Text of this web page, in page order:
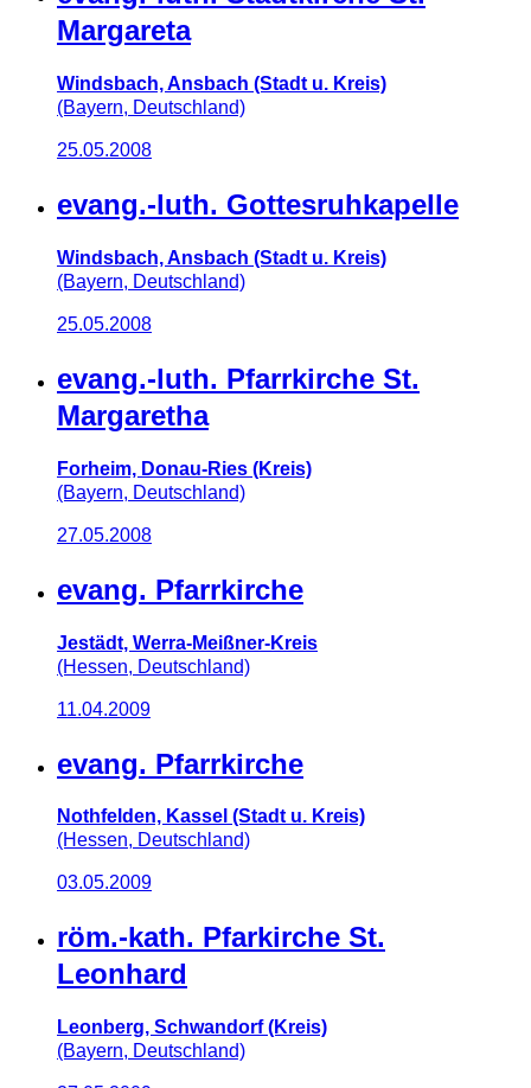
Margareta
Windsbach, Ansbach (Stadt u. Kreis)
(Bayern, Deutschland)
25.05.2008
evang.-luth. Gottesruhkapelle
Windsbach, Ansbach (Stadt u. Kreis)
(Bayern, Deutschland)
25.05.2008
evang.-luth. Pfarrkirche St.
Margaretha
Forheim, Donau-Ries (Kreis)
(Bayern, Deutschland)
27.05.2008
evang. Pfarrkirche
Jestädt, Werra-Meißner-Kreis
(Hessen, Deutschland)
11.04.2009
evang. Pfarrkirche
Nothfelden, Kassel (Stadt u. Kreis)
(Hessen, Deutschland)
03.05.2009
röm.-kath. Pfarkirche St.
Leonhard
Leonberg, Schwandorf (Kreis)
(Bayern, Deutschland)